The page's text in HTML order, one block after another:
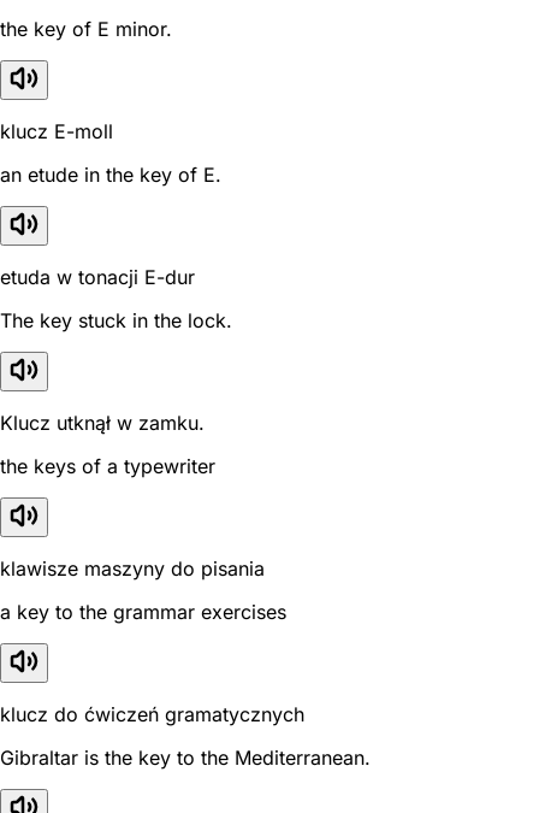
the key of E minor.
klucz E-moll
an etude in the key of E.
etuda w tonacji E-dur
The key stuck in the lock.
Klucz utknął w zamku.
the keys of a typewriter
klawisze maszyny do pisania
a key to the grammar exercises
klucz do ćwiczeń gramatycznych
Gibraltar is the key to the Mediterranean.